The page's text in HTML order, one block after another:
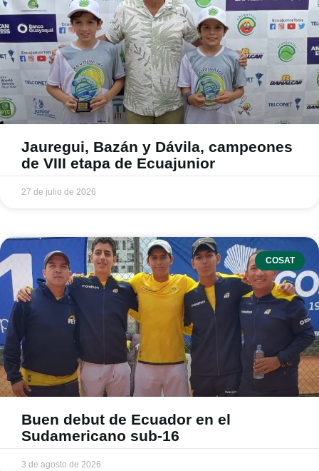
Jauregui, Bazán y Dávila, campeones
de VIII etapa de Ecuajunior
27 de julio de 2026
COSAT
Buen debut de Ecuador en el
Sudamericano sub-16
3 de agosto de 2026